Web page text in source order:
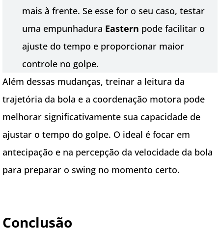
mais à frente. Se esse for o seu caso, testar
uma empunhadura Eastern pode facilitar o
ajuste do tempo e proporcionar maior
controle no golpe.
Além dessas mudanças, treinar a leitura da
trajetória da bola e a coordenação motora pode
melhorar significativamente sua capacidade de
ajustar o tempo do golpe. O ideal é focar em
antecipação e na percepção da velocidade da bola
para preparar o swing no momento certo.
Conclusão